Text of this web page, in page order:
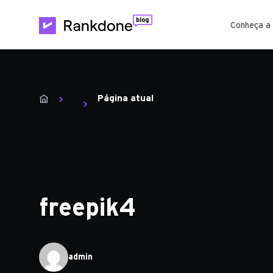
Conheça a
Página atual
freepik4
admin